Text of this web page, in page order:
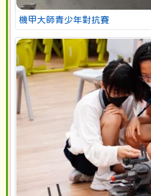
機甲大師青少年對抗賽